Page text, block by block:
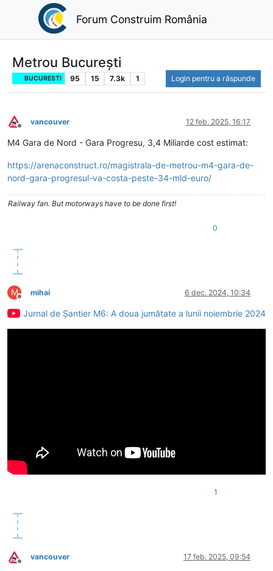
Forum Construim România
Metrou București
BUCURESTI 95 15 7.3k 1 Login pentru a răspunde
Deconectat
vancouver 12 feb. 2025, 16:17
M4 Gara de Nord - Gara Progresu, 3,4 Miliarde cost estimat:
https://arenaconstruct.ro/magistrala-de-metrou-m4-gara-de-
nord-gara-progresul-va-costa-peste-34-mld-euro/
Railway fan. But motorways have to be done first!
0
M
Deconectat
mihai 6 dec. 2024, 10:34
Jurnal de Șantier M6: A doua jumătate a lunii noiembrie 2024
1
Deconectat
vancouver 17 feb. 2025, 09:54